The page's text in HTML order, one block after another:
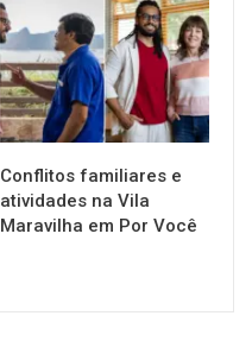
NOTÍCIAS
Conflitos familiares e
atividades na Vila
Maravilha em Por Você